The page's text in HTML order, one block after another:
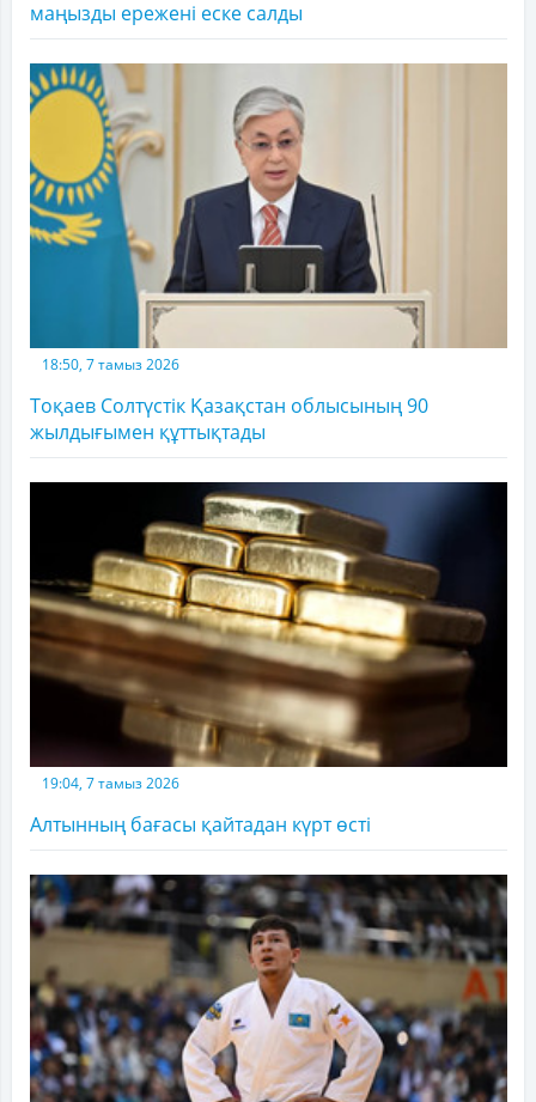
маңызды ережені еске салды
18:50, 7 тамыз 2026
Тоқаев Солтүстік Қазақстан облысының 90
жылдығымен құттықтады
19:04, 7 тамыз 2026
Алтынның бағасы қайтадан күрт өсті